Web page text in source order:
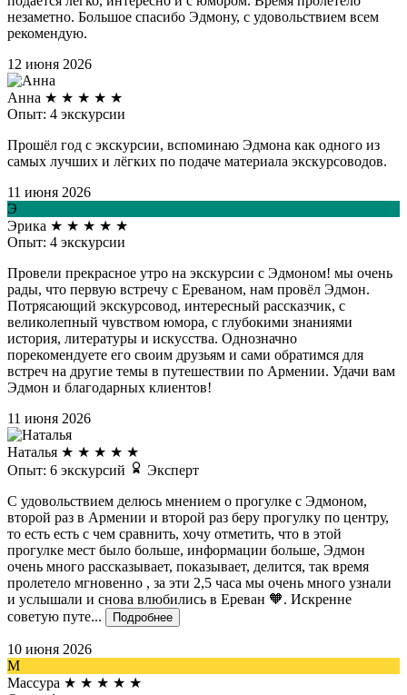
незаметно. Большое спасибо Эдмону, с удовольствием всем
рекомендую.
12 июня 2026
Анна ★ ★ ★ ★ ★
Опыт: 4 экскурсии
Прошёл год с экскурсии, вспоминаю Эдмона как одного из
самых лучших и лёгких по подаче материала экскурсоводов.
11 июня 2026
Э
Эрика ★ ★ ★ ★ ★
Опыт: 4 экскурсии
Провели прекрасное утро на экскурсии с Эдмоном! мы очень
рады, что первую встречу с Ереваном, нам провёл Эдмон.
Потрясающий экскурсовод, интересный рассказчик, с
великолепный чувством юмора, с глубокими знаниями
история, литературы и искусства. Однозначно
порекомендуете его своим друзьям и сами обратимся для
встреч на другие темы в путешествии по Армении. Удачи вам
Эдмон и благодарных клиентов!
11 июня 2026
Наталья ★ ★ ★ ★ ★
Опыт: 6 экскурсий
Эксперт
С удовольствием делюсь мнением о прогулке с Эдмоном,
второй раз в Армении и второй раз беру прогулку по центру,
то есть есть с чем сравнить, хочу отметить, что в этой
прогулке мест было больше, информации больше, Эдмон
очень много рассказывает, показывает, делится, так время
пролетело мгновенно , за эти 2,5 часа мы очень много узнали
и услышали и снова влюбились в Ереван 🧡. Искренне
советую путе...
Подробнее
10 июня 2026
М
Массура ★ ★ ★ ★ ★